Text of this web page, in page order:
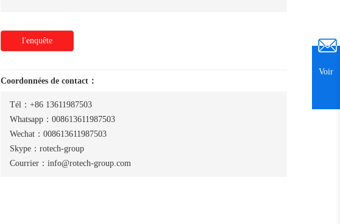
l'enquête
Coordonnées de contact：
Tél：+86 13611987503
Whatsapp：008613611987503
Wechat：008613611987503
Skype：rotech-group
Courrier：info@rotech-group.com
Voir